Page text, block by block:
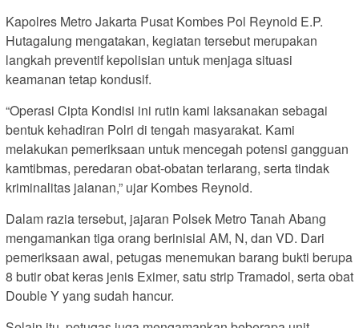
Kapolres Metro Jakarta Pusat Kombes Pol Reynold E.P.
Hutagalung mengatakan, kegiatan tersebut merupakan
langkah preventif kepolisian untuk menjaga situasi
keamanan tetap kondusif.
“Operasi Cipta Kondisi ini rutin kami laksanakan sebagai
bentuk kehadiran Polri di tengah masyarakat. Kami
melakukan pemeriksaan untuk mencegah potensi gangguan
kamtibmas, peredaran obat-obatan terlarang, serta tindak
kriminalitas jalanan,” ujar Kombes Reynold.
Dalam razia tersebut, jajaran Polsek Metro Tanah Abang
mengamankan tiga orang berinisial AM, N, dan VD. Dari
pemeriksaan awal, petugas menemukan barang bukti berupa
8 butir obat keras jenis Eximer, satu strip Tramadol, serta obat
Double Y yang sudah hancur.